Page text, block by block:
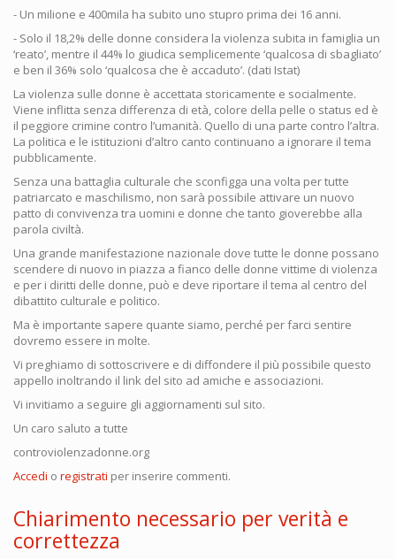
- Un milione e 400mila ha subito uno stupro prima dei 16 anni.
- Solo il 18,2% delle donne considera la violenza subita in famiglia un
‘reato’, mentre il 44% lo giudica semplicemente ‘qualcosa di sbagliato’
e ben il 36% solo ‘qualcosa che è accaduto’. (dati Istat)
La violenza sulle donne è accettata storicamente e socialmente.
Viene inflitta senza differenza di età, colore della pelle o status ed è
il peggiore crimine contro l’umanità. Quello di una parte contro l’altra.
La politica e le istituzioni d’altro canto continuano a ignorare il tema
pubblicamente.
Senza una battaglia culturale che sconfigga una volta per tutte
patriarcato e maschilismo, non sarà possibile attivare un nuovo
patto di convivenza tra uomini e donne che tanto gioverebbe alla
parola civiltà.
Una grande manifestazione nazionale dove tutte le donne possano
scendere di nuovo in piazza a fianco delle donne vittime di violenza
e per i diritti delle donne, può e deve riportare il tema al centro del
dibattito culturale e politico.
Ma è importante sapere quante siamo, perché per farci sentire
dovremo essere in molte.
Vi preghiamo di sottoscrivere e di diffondere il più possibile questo
appello inoltrando il link del sito ad amiche e associazioni.
Vi invitiamo a seguire gli aggiornamenti sul sito.
Un caro saluto a tutte
controviolenzadonne.org
Accedi o registrati per inserire commenti.
Chiarimento necessario per verità e
correttezza